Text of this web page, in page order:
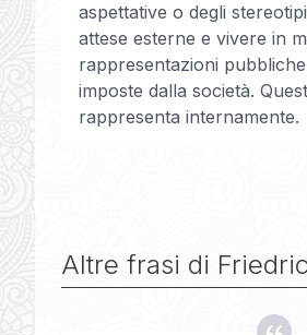
aspettative o degli
attese esterne e vivere in
rappresentazioni
imposte dalla società.
rappresenta internamente.
Altre frasi di